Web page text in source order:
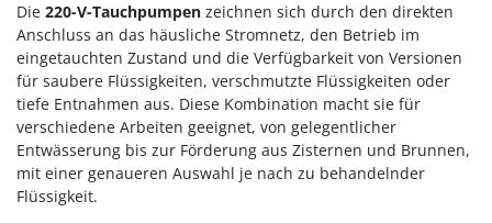
Die 220-V-Tauchpumpen zeichnen sich durch den direkten
Anschluss an das häusliche Stromnetz, den Betrieb im
eingetauchten Zustand und die Verfügbarkeit von Versionen
für saubere Flüssigkeiten, verschmutzte Flüssigkeiten oder
tiefe Entnahmen aus. Diese Kombination macht sie für
verschiedene Arbeiten geeignet, von gelegentlicher
Entwässerung bis zur Förderung aus Zisternen und Brunnen,
mit einer genaueren Auswahl je nach zu behandelnder
Flüssigkeit.